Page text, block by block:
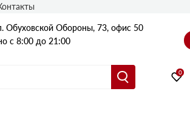
Обуховской Обороны, 73, офис 50
с 8:00 до 21:00
0